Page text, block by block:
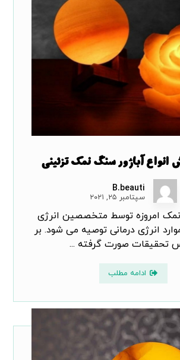
انواع آباژور سنگ نمک تزئینی
B.beauti
سپتامبر ۲۵, ۲۰۲۱
امروزه توسط متخصصین انرژی
انرژی درمانی توصیه می شود. بر
تحقیقات صورت گرفته ...
ادامه مطلب